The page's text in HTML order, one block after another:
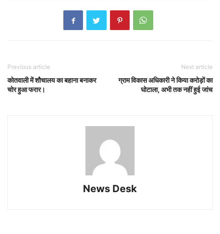
Previous article
कोतवाली में शौचालय का बहाना बनाकर
चोर हुआ फरार।
Next article
ग्राम विकास अधिकारी ने किया करोड़ों का
घोटाला, अभी तक नहीं हुई जांच
News Desk